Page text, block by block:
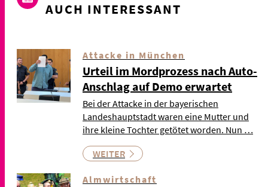
AUCH INTERESSANT
Attacke in München
Urteil im Mordprozess nach Auto-
Anschlag auf Demo erwartet
Bei der Attacke in der bayerischen
Landeshauptstadt waren eine Mutter und
ihre kleine Tochter getötet worden. Nun …
WEITER
Almwirtschaft